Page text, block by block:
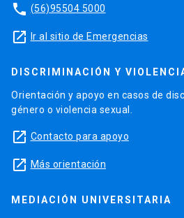
phone (56)95504 5000
launch Ir al sitio de Emergencias
DISCRIMINACIÓN Y
Orientación y apoyo en casos de
género o violencia sexual.
launch Contacto para apoyo
launch Más orientación
MEDIACIÓN UNIVERSITARIA